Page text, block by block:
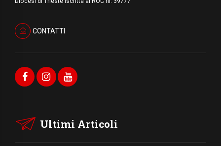
CONTATTI
Ultimi Articoli